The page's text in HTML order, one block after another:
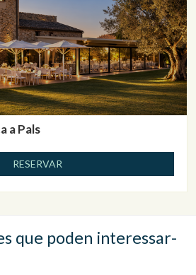
a Pals
RESERVAR
que poden interessar-